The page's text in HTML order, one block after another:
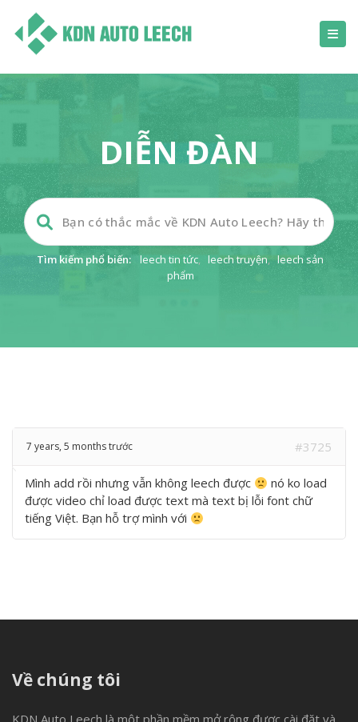
DIỄN ĐÀN
Tìm kiếm phổ biến: leech tin tức, leech truyện, leech sản
phẩm
7 years, 5 months trước #3725
Mình add rồi nhưng vẫn không leech được
nó ko load
được video chỉ load được text mà text bị lỗi font chữ
tiếng Việt. Bạn hỗ trợ mình với
Về chúng tôi
KDN Auto Leech là một phần mềm mở rộng được cài đặt và